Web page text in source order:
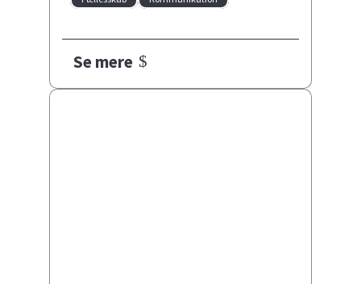
Se mere